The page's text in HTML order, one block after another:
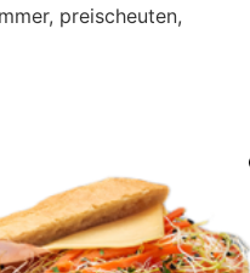
preischeuten,